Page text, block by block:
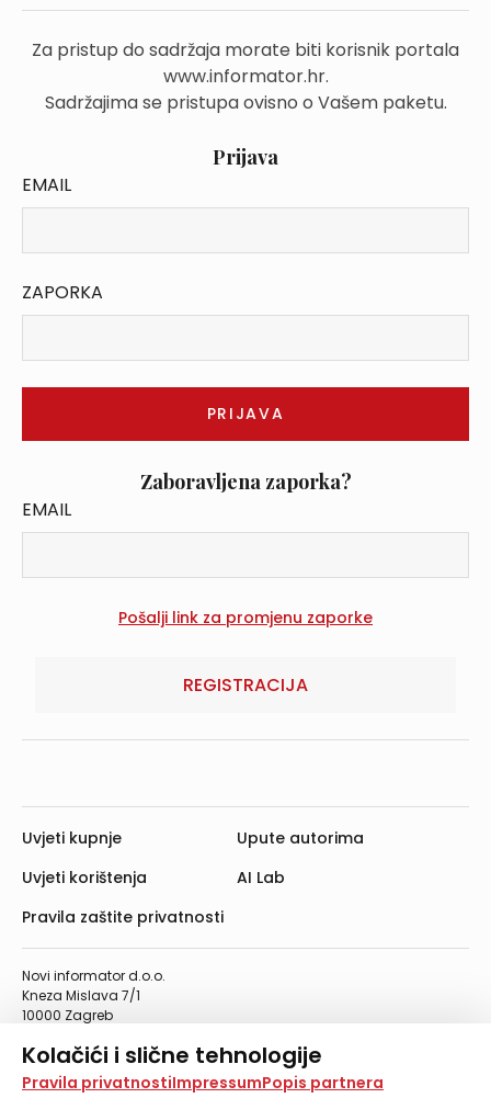
Kolačići i slične tehnologije
Na našoj web stranici koristimo kolačiće i slične
Pravila privatnostiImpressumPopis partnera
Za pristup do sadržaja morate biti korisnik portala
www.informator.hr.
Sadržajima se pristupa ovisno o Vašem paketu.
Prijava
EMAIL
ZAPORKA
Zaboravljena zaporka?
EMAIL
REGISTRACIJA
Novi informator d.o.o.
Kneza Mislava 7/1
10000 Zagreb
Telefaks: 01/4612-553
info@informator.hr
Uvjeti kupnje
Uvjeti korištenja
Pravila zaštite privatnosti
Upute autorima
AI Lab